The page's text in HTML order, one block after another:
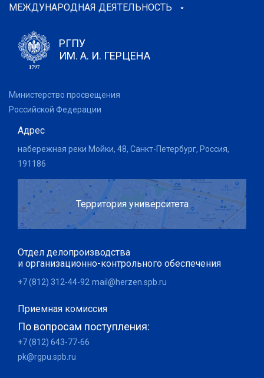
МЕЖДУНАРОДНАЯ ДЕЯТЕЛЬНОСТЬ
РГПУ
ИМ. А. И. ГЕРЦЕНА
Министерство просвещения
Российской Федерации
Адрес
набережная реки Мойки, 48, Санкт-Петербург, Россия,
191186
Территория университета
Отдел делопроизводства
и организационно-контрольного обеспечения
+7 (812) 312-44-92 mail@herzen.spb.ru
Приемная комиссия
По вопросам поступления:
+7 (812) 643-77-66
pk@rgpu.spb.ru